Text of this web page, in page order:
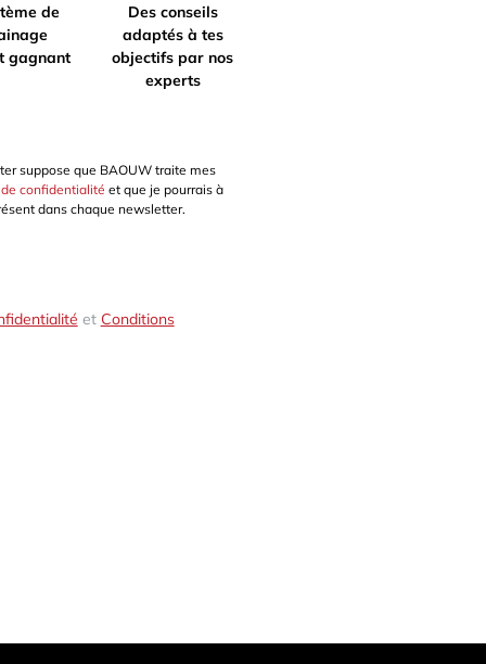
de
gagnant
Des conseils
adaptés à tes
objectifs par nos
experts
suppose que BAOUW traite mes
confidentialité et que je pourrais à
dans chaque newsletter.
et Conditions